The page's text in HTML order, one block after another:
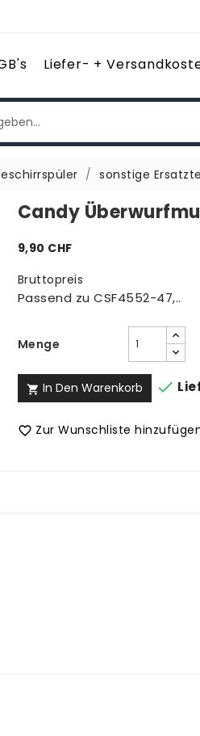
Liefer- +
sonstige
Candy
9,90 CHF
Bruttopreis
Passend zu CSF4552-47,..
Menge
 In Den Warenkorb 
 Zur Wunschliste